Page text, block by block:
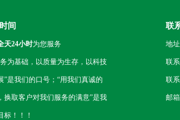
间
天24小时为您服务
为基础，以质量为生存，以科技
”是我们的口号；“用我们真诚的
换取客户对我们服务的满意”是我
标！！！
联
地
联
联
邮